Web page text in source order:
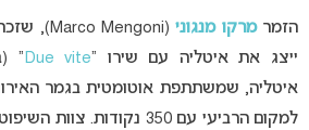
הזמרמרקו מנגוני
ייצג את איטליה עם שירו “Due vite
”
איטליה, שמשתתפת אוטומטית בגמר
למקום הרביעי עם 350